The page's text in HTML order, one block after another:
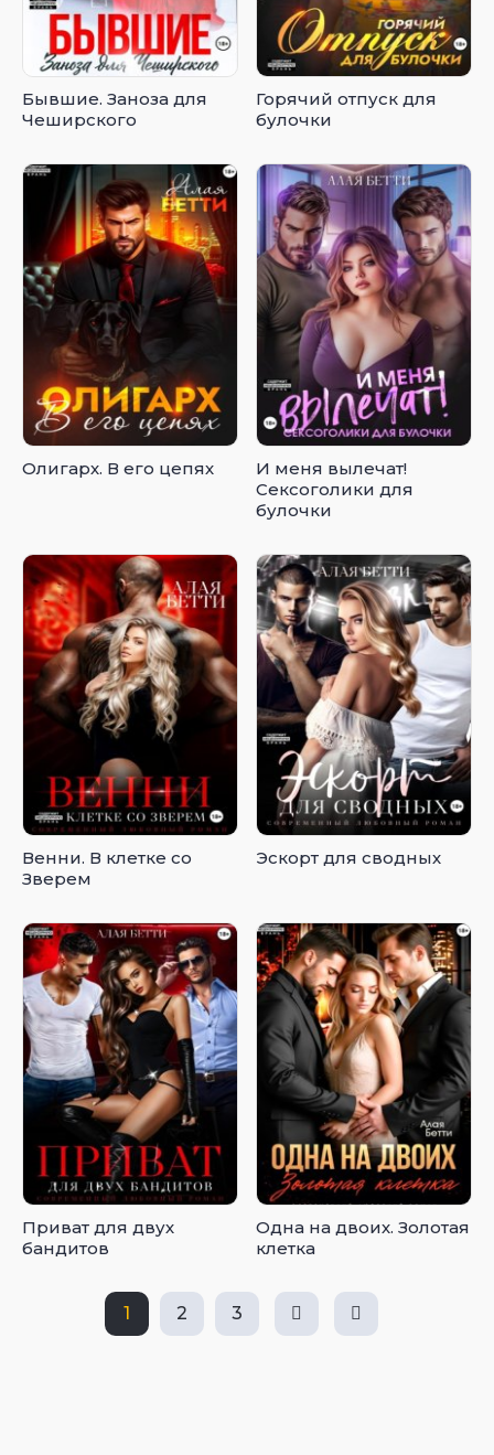
Бывшие. Заноза для
Чеширского
Горячий отпуск для
булочки
Олигарх. В его цепях
И меня вылечат!
Сексоголики для
булочки
Венни. В клетке со
Зверем
Эскорт для сводных
Приват для двух
бандитов
Одна на двоих. Золотая
клетка
1 2 3